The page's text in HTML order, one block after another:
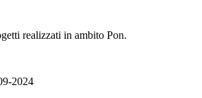
realizzati in ambito Pon.
2024